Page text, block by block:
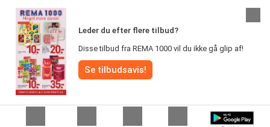
Leder du efter flere tilbud?
Disse tilbud fra REMA 1000 vil du ikke gå glip af!
Se tilbudsavis!
digitale reklamer, og det er godt for miljøet.
Alle rettigheder forbeholdes © Tilbudsaviseronline.dk 2026 |
Ansvarsfraskrivelse